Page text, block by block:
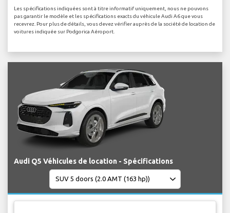
Les spécifications indiquées sont à titre informatif uniquement, nous ne pouvons
pas garantir le modèle et les spécifications exacts du véhicule Audi A6 que vous
recevrez. Pour plus de détails, vous devez vérifier auprès de la société de location de
voitures indiquée sur Podgorica Aéroport.
Audi Q5 Véhicules de location - Spécifications